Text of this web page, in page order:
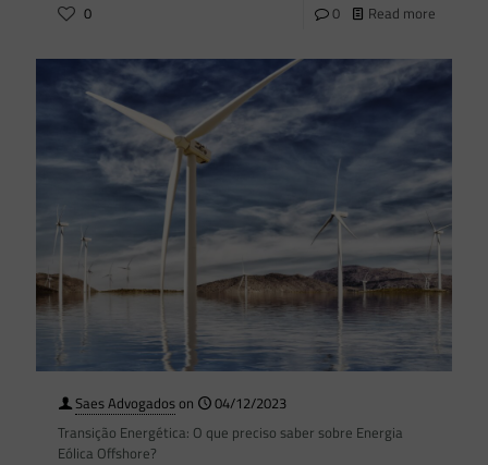
0 0 Read more
Saes Advogadoson
04/12/2023
Transição Energética: O que preciso saber sobre Energia
Eólica Offshore?